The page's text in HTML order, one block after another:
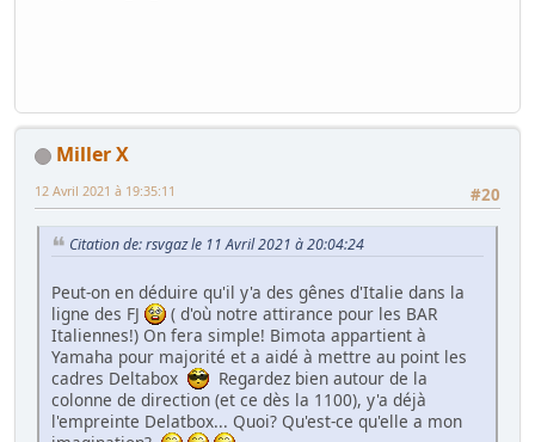
Miller X
#20
12 Avril 2021 à 19:35:11
Citation de: rsvgaz le 11 Avril 2021 à 20:04:24
Peut-on en déduire qu'il y'a des gênes d'Italie dans la
ligne des FJ
( d'où notre attirance pour les BAR
Italiennes!) On fera simple! Bimota appartient à
Yamaha pour majorité et a aidé à mettre au point les
cadres Deltabox
Regardez bien autour de la
colonne de direction (et ce dès la 1100), y'a déjà
l'empreinte Delatbox... Quoi? Qu'est-ce qu'elle a mon